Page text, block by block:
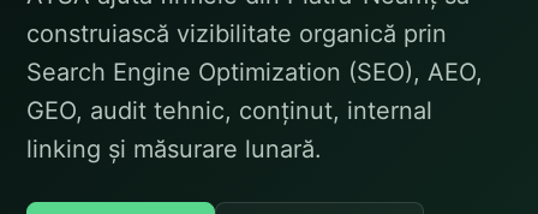
construiască vizibilitate organică prin
Search Engine Optimization (SEO), AEO,
GEO, audit tehnic, conținut, internal
linking și măsurare lunară.